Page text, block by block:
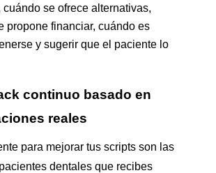
cuándo se ofrece alternativas,
propone financiar, cuándo es
y sugerir que el paciente lo
continuo basado en
reales
para mejorar tus scripts son las
dentales que recibes